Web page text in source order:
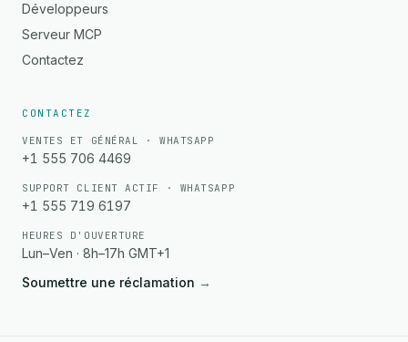
Développeurs
Serveur MCP
Contactez
CONTACTEZ
VENTES ET GÉNÉRAL · WHATSAPP
+1 555 706 4469
SUPPORT CLIENT ACTIF · WHATSAPP
+1 555 719 6197
HEURES D'OUVERTURE
Lun–Ven · 8h–17h GMT+1
Soumettre une réclamation →